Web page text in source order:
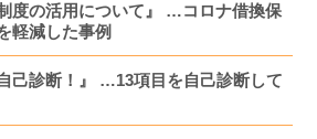
度の活用について』 …コロナ借換保
軽減した事例
己診断！』 …13項目を自己診断して